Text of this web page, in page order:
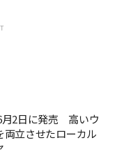
月2日に発売 高いウ
両立させたローカル